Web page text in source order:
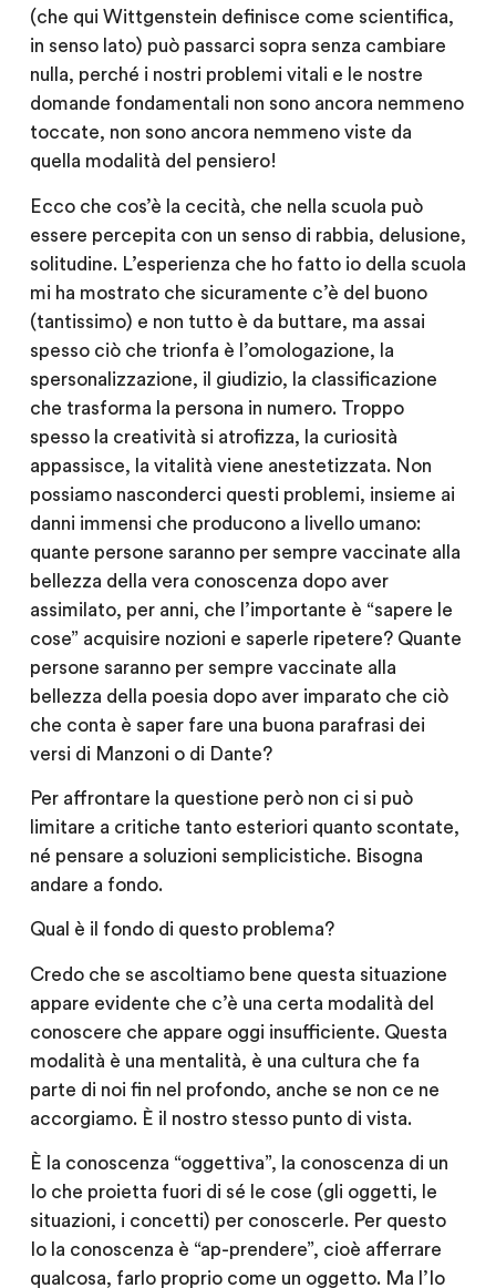
(che qui Wittgenstein definisce come scientifica,
in senso lato) può passarci sopra senza cambiare
nulla, perché i nostri problemi vitali e le nostre
domande fondamentali non sono ancora nemmeno
toccate, non sono ancora nemmeno viste da
quella modalità del pensiero!
Ecco che cos’è la cecità, che nella scuola può
essere percepita con un senso di rabbia, delusione,
solitudine. L’esperienza che ho fatto io della scuola
mi ha mostrato che sicuramente c’è del buono
(tantissimo) e non tutto è da buttare, ma assai
spesso ciò che trionfa è l’omologazione, la
spersonalizzazione, il giudizio, la classificazione
che trasforma la persona in numero. Troppo
spesso la creatività si atrofizza, la curiosità
appassisce, la vitalità viene anestetizzata. Non
possiamo nasconderci questi problemi, insieme ai
danni immensi che producono a livello umano:
quante persone saranno per sempre vaccinate alla
bellezza della vera conoscenza dopo aver
assimilato, per anni, che l’importante è “sapere le
cose” acquisire nozioni e saperle ripetere? Quante
persone saranno per sempre vaccinate alla
bellezza della poesia dopo aver imparato che ciò
che conta è saper fare una buona parafrasi dei
versi di Manzoni o di Dante?
Per affrontare la questione però non ci si può
limitare a critiche tanto esteriori quanto scontate,
né pensare a soluzioni semplicistiche. Bisogna
andare a fondo.
Qual è il fondo di questo problema?
Credo che se ascoltiamo bene questa situazione
appare evidente che c’è una certa modalità del
conoscere che appare oggi insufficiente. Questa
modalità è una mentalità, è una cultura che fa
parte di noi fin nel profondo, anche se non ce ne
accorgiamo. È il nostro stesso punto di vista.
È la conoscenza “oggettiva”, la conoscenza di un
Io che proietta fuori di sé le cose (gli oggetti, le
situazioni, i concetti) per conoscerle. Per questo
Io la conoscenza è “ap-prendere”, cioè afferrare
qualcosa, farlo proprio come un oggetto. Ma l’Io